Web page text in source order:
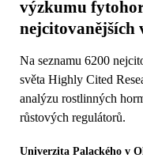
výzkumu
nejcitovanějších
Na seznamu 6200
světa Highly Cited
analýzu rostlinných
růstových regulátorů.
Univerzita Palackého v